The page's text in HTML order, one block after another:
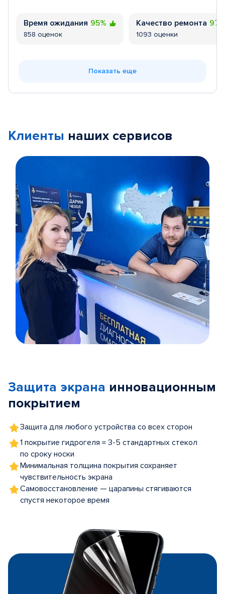
Время ожидания 95%
858 оценок
Качество ремонта
1093 оценки
Показать еще
Клиенты наших сервисов
5
Защита экрана инновационным
покрытием
Защита для любого устройства со всех сторон
1 покрытие гидрогеля = 3-5 стандартных стекол
по сроку носки
Минимальная толщина покрытия сохраняет
чувствительность экрана
Самовосстановление — царапины стягиваются
спустя некоторое время